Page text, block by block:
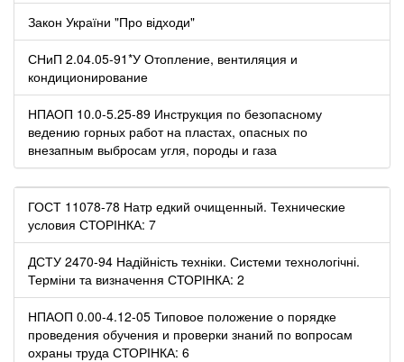
Закон України "Про відходи"
СНиП 2.04.05-91*У Отопление, вентиляция и
кондиционирование
НПАОП 10.0-5.25-89 Инструкция по безопасному
ведению горных работ на пластах, опасных по
внезапным выбросам угля, породы и газа
ГОСТ 11078-78 Натр едкий очищенный. Технические
условия СТОРІНКА: 7
ДСТУ 2470-94 Надійність техніки. Системи технологічні.
Терміни та визначення СТОРІНКА: 2
НПАОП 0.00-4.12-05 Типовое положение о порядке
проведения обучения и проверки знаний по вопросам
охраны труда СТОРІНКА: 6